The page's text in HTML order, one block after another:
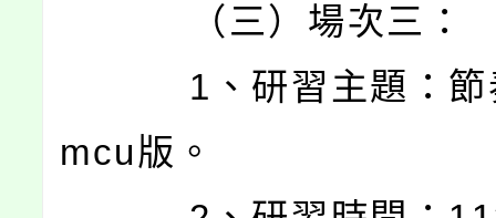
（三）場次三：
1、研習主題：節
mcu版。